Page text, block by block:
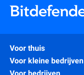
Voor thuis
Voor kleine bedrijven